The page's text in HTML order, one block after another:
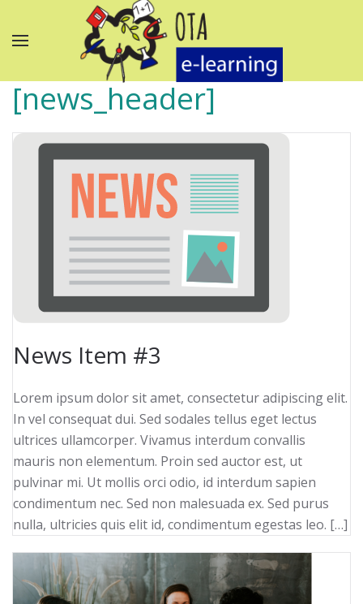
[news_header]
News Item #3
Lorem ipsum dolor sit amet, consectetur adipiscing elit.
In vel consequat dui. Sed sodales tellus eget lectus
ultrices ullamcorper. Vivamus interdum convallis
mauris non elementum. Proin sed auctor est, ut
pulvinar mi. Ut mollis orci odio, id interdum sapien
condimentum nec. Sed non malesuada ex. Sed purus
nulla, ultricies quis elit id, condimentum egestas leo. […]